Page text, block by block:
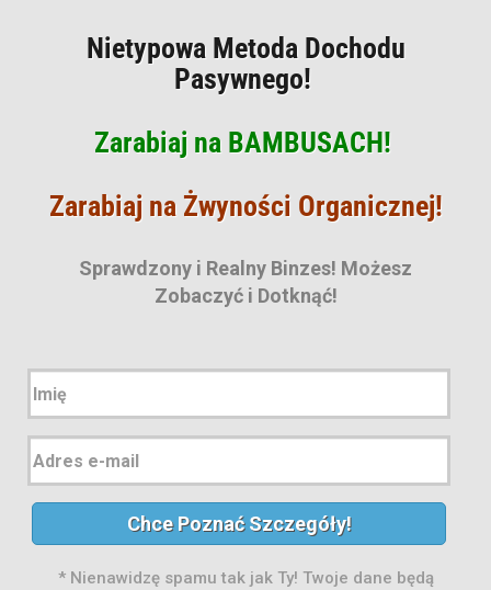
Nietypowa Metoda Dochodu
Pasywnego!
Zarabiaj na BAMBUSACH!
Zarabiaj na Żwyności Organicznej!
Sprawdzony i Realny Binzes! Możesz
Zobaczyć i Dotknąć!
Chce Poznać Szczegóły!
* Nienawidzę spamu tak jak Ty! Twoje dane będą